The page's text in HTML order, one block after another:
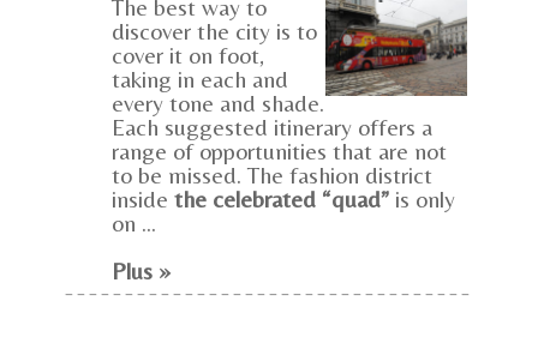
The best way to
discover the city is to
cover it on foot,
taking in each and
every tone and shade.
Each suggested itinerary offers a
range of opportunities that are not
to be missed. The fashion district
inside the celebrated “quad” is only
on ...
Plus »